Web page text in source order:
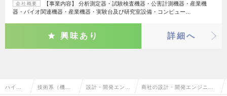
会社概要
【事業内容】 分析測定器・試験検査機器・公害計測機器・産業機
器・バイオ関連機器・産業機器・実験台及び研究室設備・コンピュー…
興味あり 詳細へ
ハイク 技術系（機 設計・開発エンジ 商社の設計・開発エンジニア